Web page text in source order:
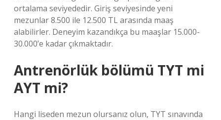
ortalama seviyededir. Giriş seviyesinde yeni
mezunlar 8.500 ile 12.500 TL arasında maaş
alabilirler. Deneyim kazandıkça bu maaşlar 15.000-
30.000’e kadar çıkmaktadır.
Antrenörlük bölümü TYT mi
AYT mi?
Hangi liseden mezun olursanız olun, TYT sınavında